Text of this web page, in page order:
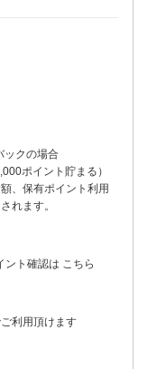
ックの場合
ポイント貯まる）
、保有ポイント利用
れます。
ント確認は こちら
利用頂けます